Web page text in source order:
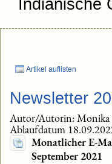
Indianische
Artikel auflisten
Newsletter
Autor/Autorin: Monika
Ablaufdatum
Monatlicher E-
September 2021